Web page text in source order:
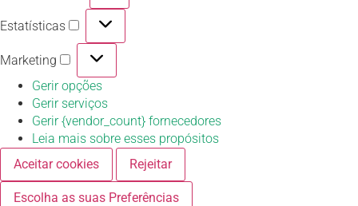
Estatísticas
Marketing
Gerir opções
Gerir serviços
Gerir {vendor_count} fornecedores
Leia mais sobre esses propósitos
Aceitar cookies
Rejeitar
Escolha as suas Preferências